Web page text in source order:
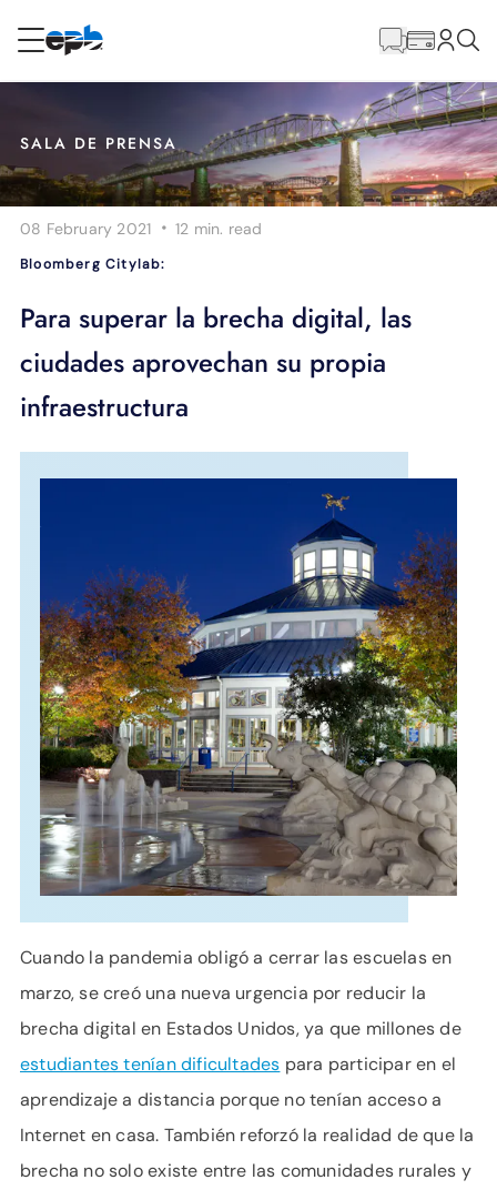
Internet
Energía
Televisión
Teléfono
principal
SALA DE PRENSA
08 February 2021 · 12 min. read
Bloomberg Citylab:
Para superar la brecha digital, las
ciudades aprovechan su propia
infraestructura
Cuando la pandemia obligó a cerrar las escuelas en
marzo, se creó una nueva urgencia por reducir la
brecha digital en Estados Unidos, ya que millones de
estudiantes tenían dificultades para participar en el
aprendizaje a distancia porque no tenían acceso a
Internet en casa. También reforzó la realidad de que la
brecha no solo existe entre las comunidades rurales y